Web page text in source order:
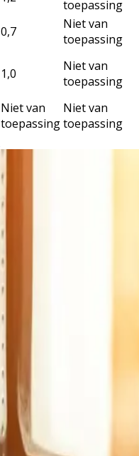
toepassing
0,7
Niet van
toepassing
1,0
Niet van
toepassing
Niet van
toepassing
Niet van
toepassing